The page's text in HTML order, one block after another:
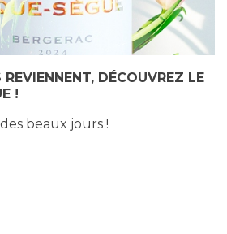
DÉCOUVREZ LE
!
beaux jours !